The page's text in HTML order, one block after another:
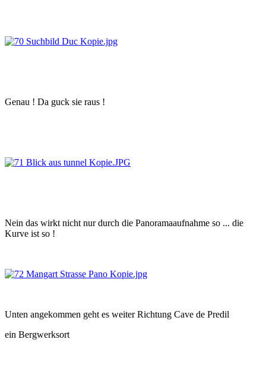
Genau ! Da guck sie raus !
Nein das wirkt nicht nur durch die Panoramaaufnahme so ... die
Kurve ist so !
Unten angekommen geht es weiter Richtung Cave de Predil
ein Bergwerksort